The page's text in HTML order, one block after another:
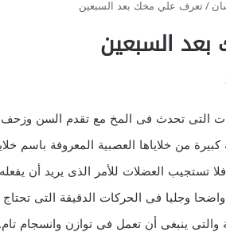
/تعرف علي مخك بعد السبعين
السبعين
التى تحدث فى المخ مع تقدم السن
من خلاياها العصبية المعروفة باسم
تستجيب العضلات للأمر الذى يريد أن
وجليا فى الحركات الدقيقة التى
والتى ينبغى أن تعمل فى توازن وانسجام تام.